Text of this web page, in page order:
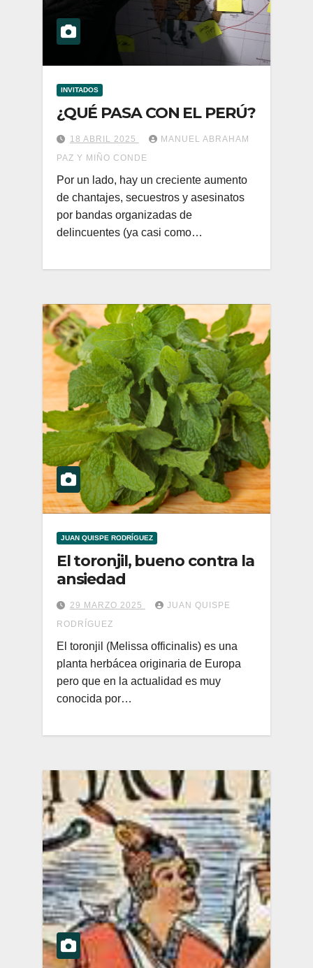
INVITADOS
¿QUÉ PASA CON EL PERÚ?
18 ABRIL 2025
MANUEL ABRAHAM
PAZ Y MIÑO CONDE
Por un lado, hay un creciente aumento
de chantajes, secuestros y asesinatos
por bandas organizadas de
delincuentes (ya casi como…
JUAN QUISPE RODRÍGUEZ
El toronjil, bueno contra la
ansiedad
29 MARZO 2025
JUAN QUISPE
RODRÍGUEZ
El toronjil (Melissa officinalis) es una
planta herbácea originaria de Europa
pero que en la actualidad es muy
conocida por…